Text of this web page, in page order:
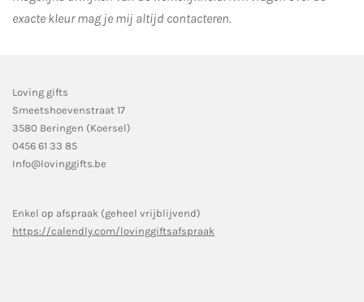
exacte kleur mag je mij altijd contacteren.
Loving gifts
Smeetshoevenstraat 17
3580 Beringen (Koersel)
0456 61 33 85
Info@lovinggifts.be
Enkel op afspraak (geheel vrijblijvend)
https://calendly.com/lovinggiftsafspraak